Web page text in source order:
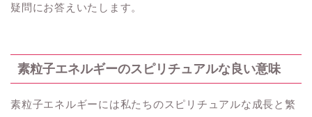
疑問にお答えいたします。
素粒子エネルギーのスピリチュアルな良い意味
素粒子エネルギーには私たちのスピリチュアルな成長と繁